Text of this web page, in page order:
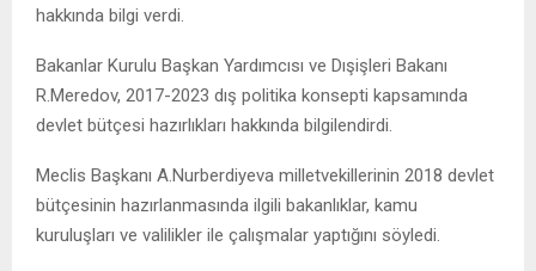
hakkında bilgi verdi.
Bakanlar Kurulu Başkan Yardımcısı ve Dışişleri Bakanı
R.Meredov, 2017-2023 dış politika konsepti kapsamında
devlet bütçesi hazırlıkları hakkında bilgilendirdi.
Meclis Başkanı A.Nurberdiyeva milletvekillerinin 2018 devlet
bütçesinin hazırlanmasında ilgili bakanlıklar, kamu
kuruluşları ve valilikler ile çalışmalar yaptığını söyledi.